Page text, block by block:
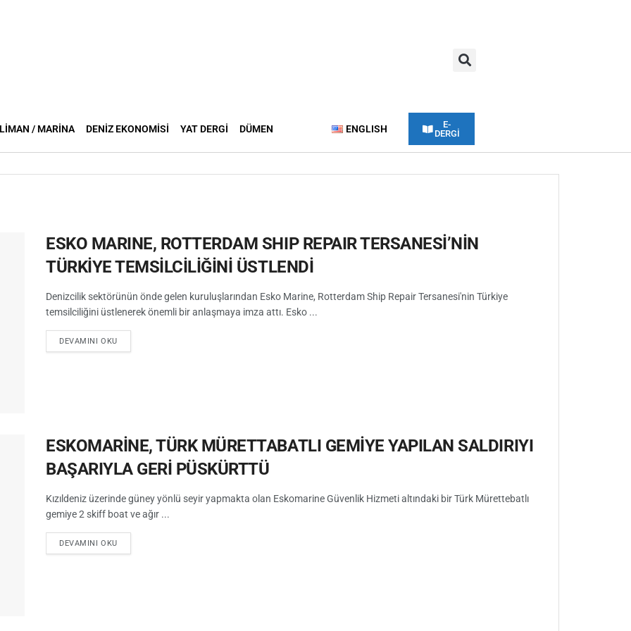
LIMAN / MARINA DENIZ EKONOMISI YAT DERGI DÜMEN ENGLISH
E-
DERGİ
ESKO MARINE, ROTTERDAM SHIP REPAIR TERSANESİ’NİN
TÜRKİYE TEMSİLCİLİĞİNİ ÜSTLENDİ
Denizcilik sektörünün önde gelen kuruluşlarından Esko Marine, Rotterdam Ship Repair Tersanesi'nin Türkiye
temsilciliğini üstlenerek önemli bir anlaşmaya imza attı. Esko ...
DEVAMINI OKU
ESKOMARİNE, TÜRK MÜRETTABATLI GEMİYE YAPILAN SALDIRIYI
BAŞARIYLA GERİ PÜSKÜRTTÜ
Kızıldeniz üzerinde güney yönlü seyir yapmakta olan Eskomarine Güvenlik Hizmeti altındaki bir Türk Mürettebatlı
gemiye 2 skiff boat ve ağır ...
DEVAMINI OKU